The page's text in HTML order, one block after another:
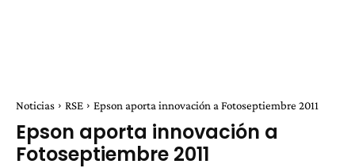
Noticias RSE Epson aporta innovación a Fotoseptiembre 2011
Epson aporta innovación a
Fotoseptiembre 2011